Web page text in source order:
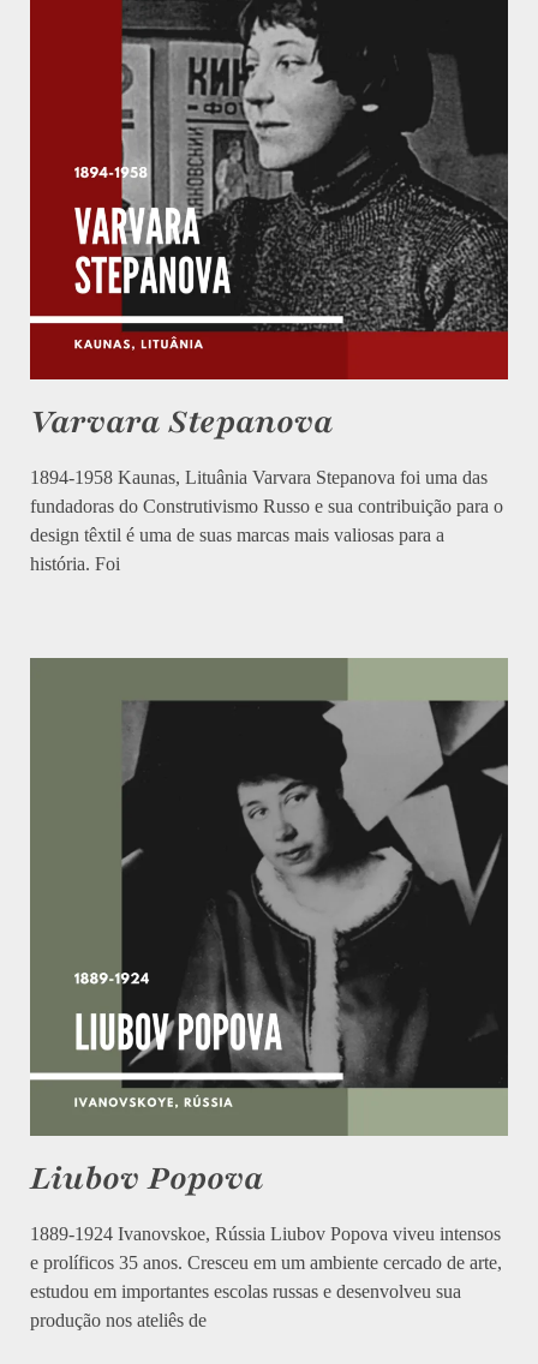
Varvara Stepanova
1894-1958 Kaunas, Lituânia Varvara Stepanova foi uma das
fundadoras do Construtivismo Russo e sua contribuição para o
design têxtil é uma de suas marcas mais valiosas para a
história. Foi
Liubov Popova
1889-1924 Ivanovskoe, Rússia Liubov Popova viveu intensos
e prolíficos 35 anos. Cresceu em um ambiente cercado de arte,
estudou em importantes escolas russas e desenvolveu sua
produção nos ateliês de